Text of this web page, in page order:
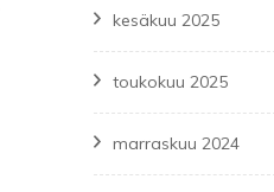
kesäkuu 2025
toukokuu 2025
marraskuu 2024